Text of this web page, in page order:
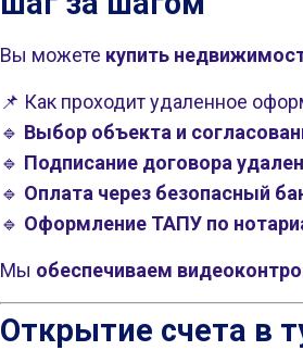
Вы можете купить
📌 Как проходит удаленное
🔹 Выбор объекта и
🔹 Подписание договора
🔹 Оплата через безопасный
🔹 Оформление ТАПУ по
Мы обеспечиваем
Открытие счета в